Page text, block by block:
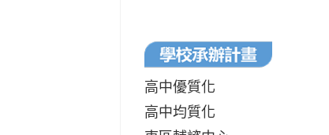
高中優質化
高中均質化